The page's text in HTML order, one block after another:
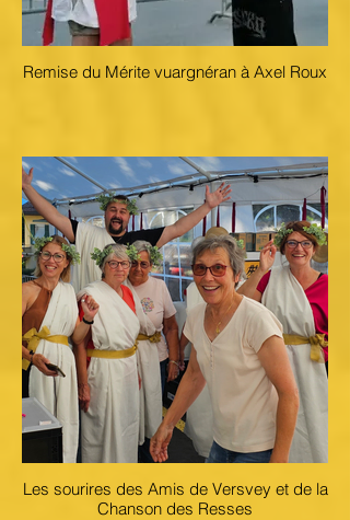
Remise du Mérite vuargnéran à Axel Roux
Les sourires des Amis de Versvey et de la
Chanson des Resses